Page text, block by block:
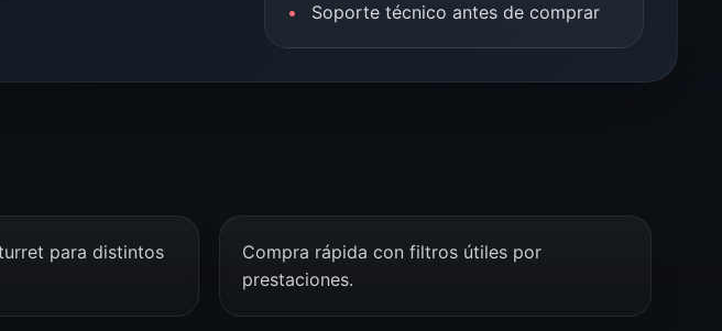
Soporte técnico antes de comprar
para distintos
Compra rápida con filtros útiles por
prestaciones.